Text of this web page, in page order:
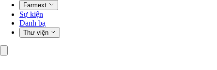
Farmext
Sự kiện
Danh bạ
Thư viện